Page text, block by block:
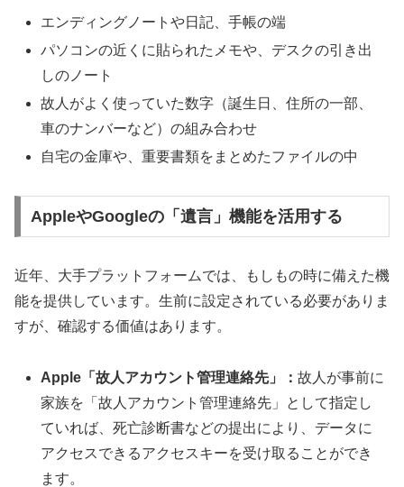
エンディングノートや日記、手帳の端
パソコンの近くに貼られたメモや、デスクの引き出
しのノート
故人がよく使っていた数字（誕生日、住所の一部、
車のナンバーなど）の組み合わせ
自宅の金庫や、重要書類をまとめたファイルの中
AppleやGoogleの「遺言」機能を活用する
近年、大手プラットフォームでは、もしもの時に備えた機
能を提供しています。生前に設定されている必要がありま
すが、確認する価値はあります。
Apple「故人アカウント管理連絡先」：故人が事前に
家族を「故人アカウント管理連絡先」として指定し
ていれば、死亡診断書などの提出により、データに
アクセスできるアクセスキーを受け取ることができ
ます。